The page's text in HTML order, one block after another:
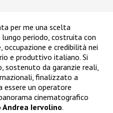
per me una scelta
periodo, costruita con
occupazione e credibilità nei
e produttivo italiano. Si
da garanzie reali,
finalizzato a
essere un operatore
cinematografico
Andrea Iervolino.